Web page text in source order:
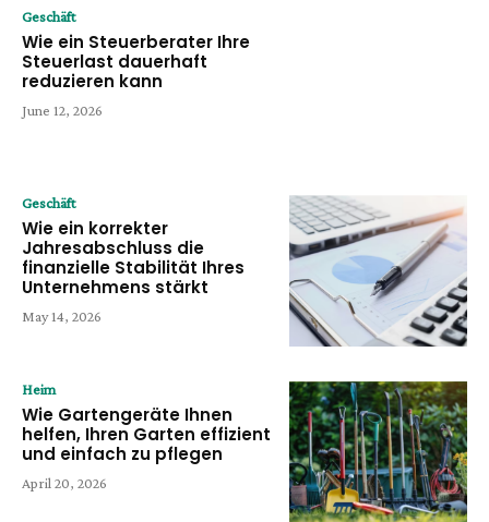
Geschäft
Wie ein Steuerberater Ihre
Steuerlast dauerhaft
reduzieren kann
June 12, 2026
Geschäft
Wie ein korrekter
Jahresabschluss die
finanzielle Stabilität Ihres
Unternehmens stärkt
May 14, 2026
Heim
Wie Gartengeräte Ihnen
helfen, Ihren Garten effizient
und einfach zu pflegen
April 20, 2026